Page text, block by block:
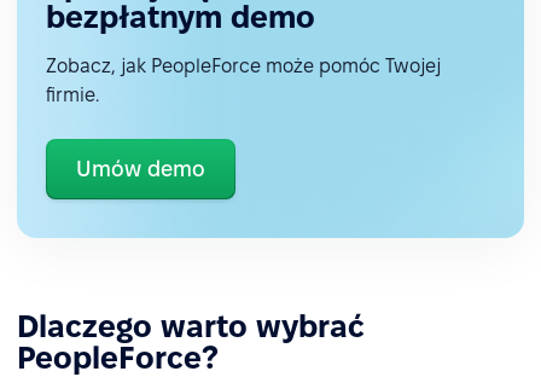
bezpłatnym demo
Zobacz, jak PeopleForce może pomóc Twojej
firmie.
Umów demo
Dlaczego warto wybrać
PeopleForce?